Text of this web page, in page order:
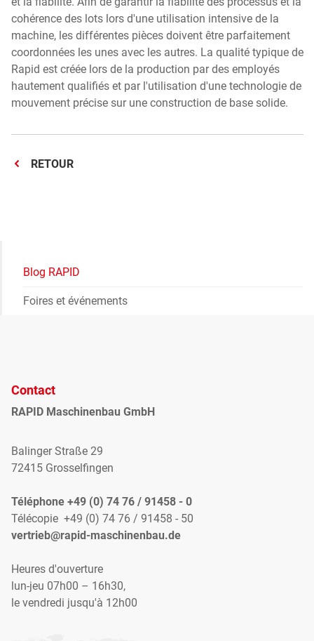
cohérence des lots lors d'une utilisation intensive de la
machine, les différentes pièces doivent être parfaitement
coordonnées les unes avec les autres. La qualité typique de
Rapid est créée lors de la production par des employés
hautement qualifiés et par l'utilisation d'une technologie de
mouvement précise sur une construction de base solide.
RETOUR
Blog RAPID
Foires et événements
Contact
RAPID Maschinenbau GmbH
Balinger Straße 29
72415 Grosselfingen
Téléphone +49 (0) 74 76 / 91458 - 0
Télécopie +49 (0) 74 76 / 91458 - 50
vertrieb@rapid-maschinenbau.de
Heures d'ouverture
lun-jeu 07h00 – 16h30,
le vendredi jusqu'à 12h00